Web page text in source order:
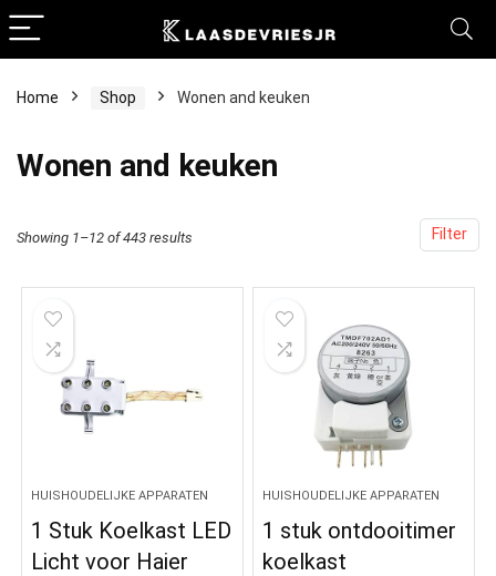
Home Shop Wonen and keuken
Wonen and keuken
Filter
Showing 1–12 of 443 results
HUISHOUDELIJKE APPARATEN
1 Stuk Koelkast LED
Licht voor Haier
HUISHOUDELIJKE APPARATEN
1 stuk ontdooitimer
koelkast